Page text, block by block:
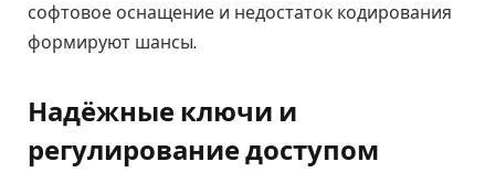
софтовое оснащение и недостаток кодирования
формируют шансы.
Надёжные ключи и
регулирование доступом